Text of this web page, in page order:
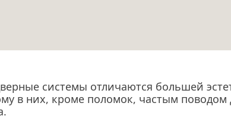
системы отличаются большей
в них, кроме поломок, частым